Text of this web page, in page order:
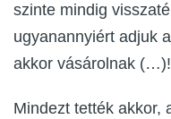
szinte mindig
ugyanannyiért adjuk
akkor vásárolnak (…)!
Mindezt tették akkor,